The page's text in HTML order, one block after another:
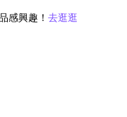
感興趣！ 去逛逛